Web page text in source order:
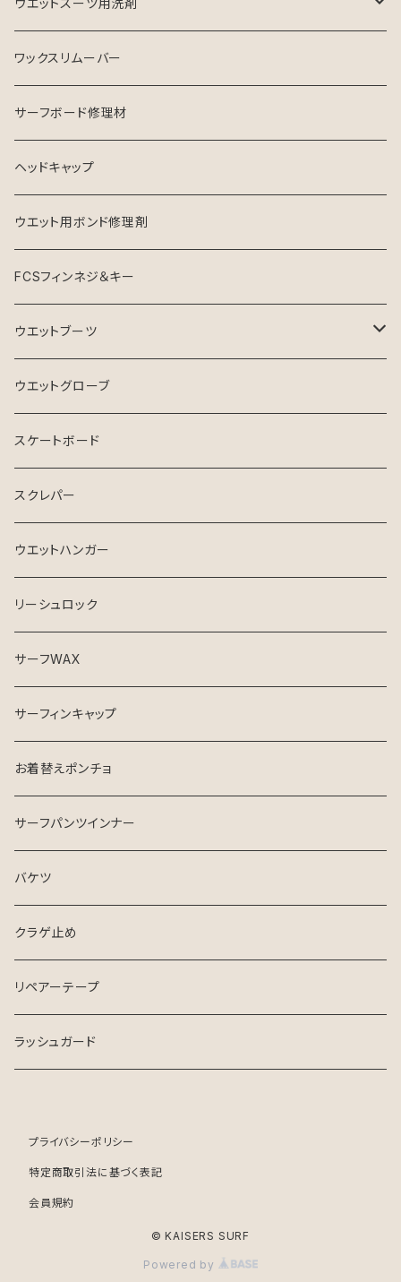
ウエットスーツ用洗剤
シャンプー
ソフナー
ワックスリムーバー
サーフボード修理材
ヘッドキャップ
ウエット用ボンド修理剤
FCSフィンネジ＆キー
ウエットブーツ
リーフブーツ
ウエットグローブ
スケートボード
スクレパー
ウエットハンガー
リーシュロック
サーフWAX
サーフィンキャップ
お着替えポンチョ
サーフパンツインナー
バケツ
クラゲ止め
リペアーテープ
ラッシュガード
プライバシーポリシー
特定商取引法に基づく表記
会員規約
© KAISERS SURF
Powered by